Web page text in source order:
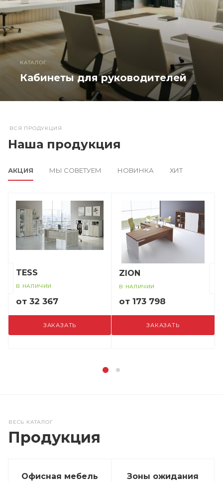
КАТАЛОГ
Кабинеты для руководителей
Наша продукция
АКЦИЯ МЫ СОВЕТУЕМ НОВИНКА ХИТ
ВСЯ ПРОДУКЦИЯ
TESS
В НАЛИЧИИ
от 32 367
ЗАКАЗАТЬ
ZION
В НАЛИЧИИ
от 173 798
ЗАКАЗАТЬ
ВЕСЬ КАТАЛОГ
Продукция
Офисная мебель Зоны ожидания